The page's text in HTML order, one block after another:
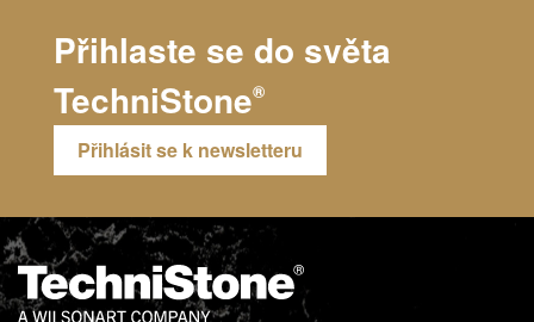
Přihlaste se do světa
TechniStone®
Přihlásit se k newsletteru